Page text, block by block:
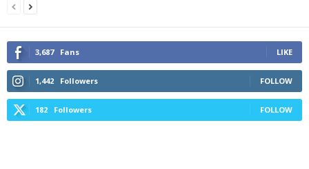
3,687 Fans LIKE
1,442 Followers FOLLOW
182 Followers FOLLOW